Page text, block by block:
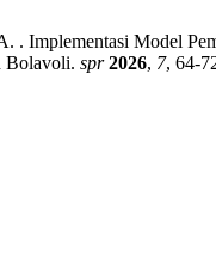
. Implementasi Model
Bolavoli. spr 2026, 7, 64-